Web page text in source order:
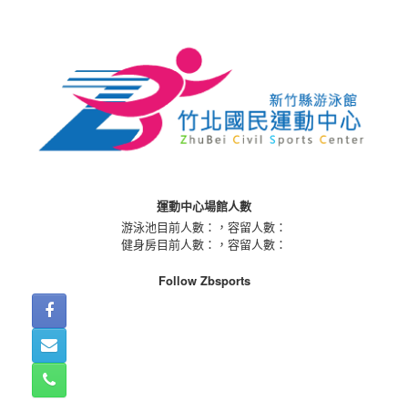
運動中心場館人數
游泳池目前人數：
，容留人數：
健身房目前人數：
，容留人數：
Follow Zbsports